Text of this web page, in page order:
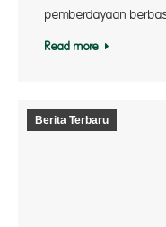
pemberdayaan
Read more
Berita Terbaru